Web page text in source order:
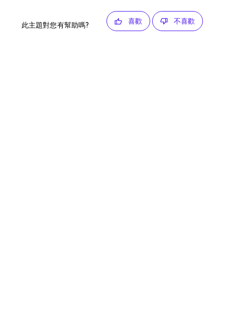
此主題對您有幫助嗎? 喜歡 不喜歡